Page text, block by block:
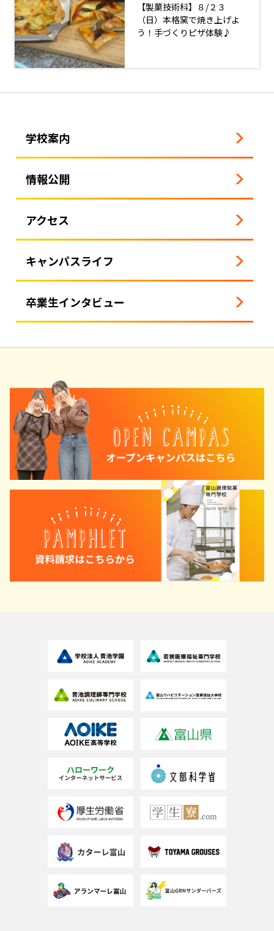
【製菓技術科】８/２３
（日）本格窯で焼き上げよ
う！手づくりピザ体験♪
学校案内
情報公開
アクセス
キャンパスライフ
卒業生インタビュー